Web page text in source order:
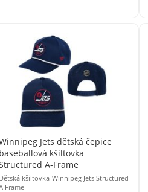
Jets dětská čepice
baseballová kšiltovka
A-Frame
Dětská kšiltovka Winnipeg Jets Structured
Frame